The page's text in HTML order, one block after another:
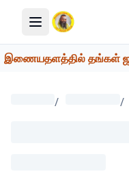
மெனு பொத்தான்
இணையதளத்தில் தங்கள்
/ /